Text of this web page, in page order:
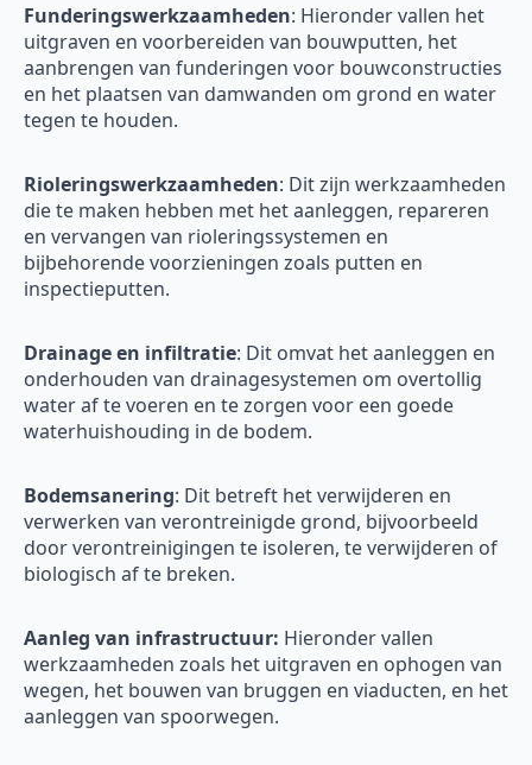
Funderingswerkzaamheden: Hieronder vallen het
uitgraven en voorbereiden van bouwputten, het
aanbrengen van funderingen voor bouwconstructies
en het plaatsen van damwanden om grond en water
tegen te houden.
Rioleringswerkzaamheden: Dit zijn werkzaamheden
die te maken hebben met het aanleggen, repareren
en vervangen van rioleringssystemen en
bijbehorende voorzieningen zoals putten en
inspectieputten.
Drainage en infiltratie: Dit omvat het aanleggen en
onderhouden van drainagesystemen om overtollig
water af te voeren en te zorgen voor een goede
waterhuishouding in de bodem.
Bodemsanering: Dit betreft het verwijderen en
verwerken van verontreinigde grond, bijvoorbeeld
door verontreinigingen te isoleren, te verwijderen of
biologisch af te breken.
Aanleg van infrastructuur: Hieronder vallen
werkzaamheden zoals het uitgraven en ophogen van
wegen, het bouwen van bruggen en viaducten, en het
aanleggen van spoorwegen.